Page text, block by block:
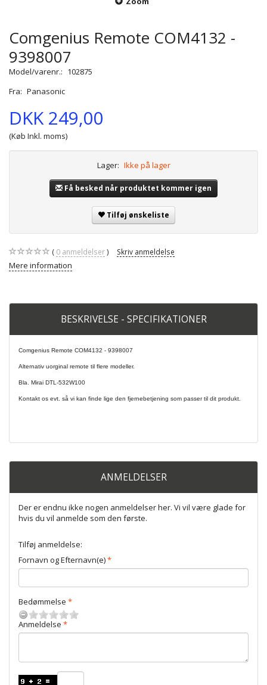
Comgenius Remote COM4132 -
9398007
Model/varenr.: 102875
Fra: Panasonic
DKK 249,00
(Køb Inkl. moms)
Lager: Ikke på lager
Få besked når produktet kommer igen
Tilføj ønskeliste
0 anmeldelser Skriv anmeldelse
Mere information
BESKRIVELSE - SPECIFIKATIONER
Comgenius Remote COM4132 - 9398007
Alternativ uorginal remote til flere modeller.
Bla. Mirai DTL-532W100
Kontakt os evt. så vi kan finde lige den fjernebetjening som passer til dit produkt.
ANMELDELSER
Der er endnu ikke nogen anmeldelser her. Vi vil være glade for
hvis du vil anmelde som den første.
Tilføj anmeldelse:
Fornavn og Efternavn(e)
Bedømmelse
Anmeldelse